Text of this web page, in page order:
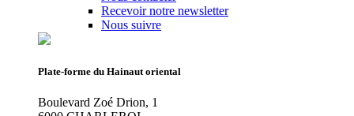
Recevoir notre newsletter
Nous suivre
Plate-forme du Hainaut oriental
Boulevard Zoé Drion, 1